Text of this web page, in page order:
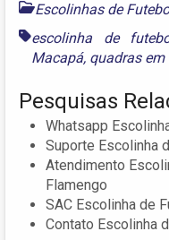
Escolinhas de
escolinha de
Macapá, quadras
Pesquisas
Whatsapp
Suporte Escolinha
Atendimento
Flamengo
SAC Escolinha de
Contato Escolinha